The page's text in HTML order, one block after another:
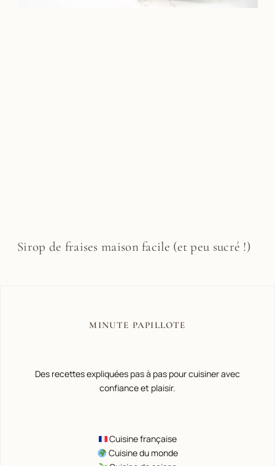
Sirop de fraises maison facile (et peu sucré !)
MINUTE PAPILLOTE
Des recettes expliquées pas à pas pour cuisiner avec
confiance et plaisir.
Cuisine française
Cuisine du monde